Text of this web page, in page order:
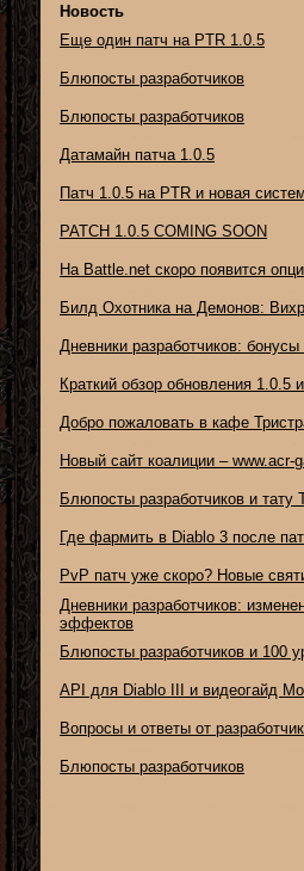
Новость
Еще один патч на PTR 1.0.5
Блюпосты разработчиков
Блюпосты разработчиков
Датамайн патча 1.0.5
Патч 1.0.5 на PTR и новая
PATCH 1.0.5 COMING SOON
На Battle.net скоро появится
Билд Охотника на Демонов:
Дневники разработчиков:
Краткий обзор обновления 1.0.5
Добро пожаловать в кафе
Новый сайт коалиции – www.acr-
Блюпосты разработчиков и тату
Где фармить в Diablo 3 после
PvP патч уже скоро? Новые
Дневники разработчиков:
эффектов
Блюпосты разработчиков и 100
API для Diablo III и видеогайд
Вопросы и ответы от
Блюпосты разработчиков